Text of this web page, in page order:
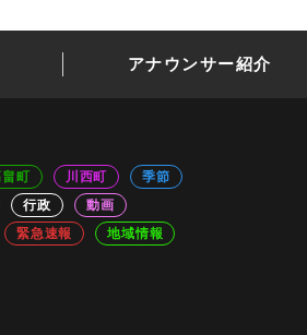
アナウンサー紹介
町 川西町
季節
行政
動画
緊急速報 地域情報